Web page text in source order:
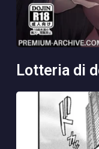
lotteria di